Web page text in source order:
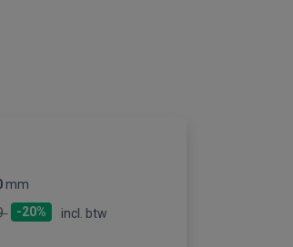
mm
-20% incl. btw